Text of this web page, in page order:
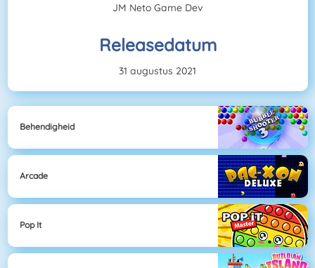
JM Neto Game Dev
Releasedatum
31 augustus 2021
Behendigheid
Arcade
Pop It